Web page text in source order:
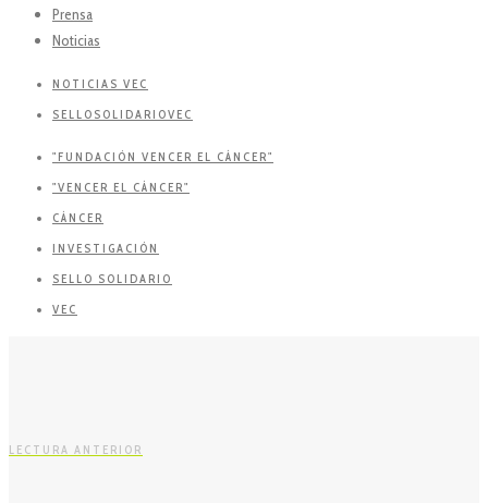
Prensa
Noticias
NOTICIAS VEC
SELLOSOLIDARIOVEC
"FUNDACIÓN VENCER EL CÁNCER"
"VENCER EL CÁNCER"
CÁNCER
INVESTIGACIÓN
SELLO SOLIDARIO
VEC
LECTURA ANTERIOR